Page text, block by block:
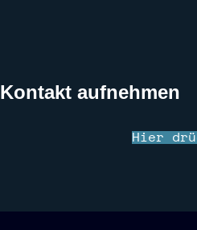
Kontakt aufnehmen
Hier